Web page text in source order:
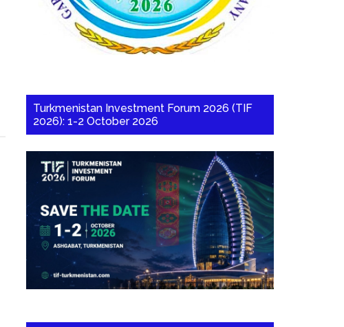
Turkmenistan Investment Forum 2026 (TIF
2026): 1-2 October 2026